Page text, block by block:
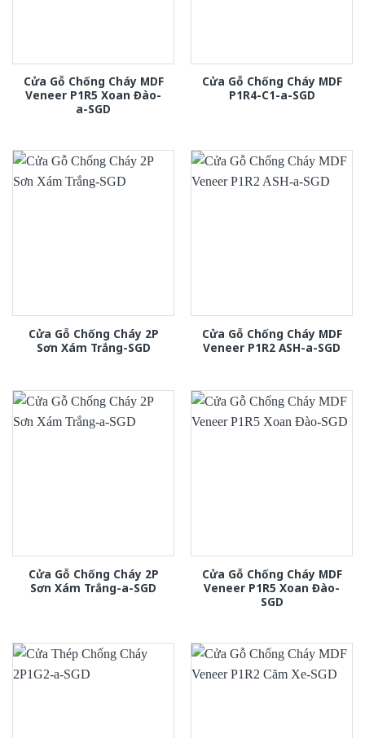
Cửa Gỗ Chống Cháy MDF
Veneer P1R5 Xoan Đào-
a-SGD
Cửa Gỗ Chống Cháy MDF
P1R4-C1-a-SGD
Cửa Gỗ Chống Cháy 2P
Sơn Xám Trắng-SGD
Cửa Gỗ Chống Cháy MDF
Veneer P1R2 ASH-a-SGD
Cửa Gỗ Chống Cháy 2P
Sơn Xám Trắng-a-SGD
Cửa Gỗ Chống Cháy MDF
Veneer P1R5 Xoan Đào-
SGD